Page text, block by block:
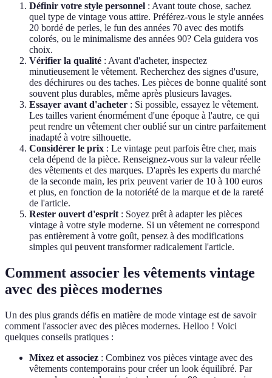
Définir votre style personnel : Avant toute chose, sachez
quel type de vintage vous attire. Préférez-vous le style années
20 bordé de perles, le fun des années 70 avec des motifs
colorés, ou le minimalisme des années 90? Cela guidera vos
choix.
Vérifier la qualité : Avant d'acheter, inspectez
minutieusement le vêtement. Recherchez des signes d'usure,
des déchirures ou des taches. Les pièces de bonne qualité sont
souvent plus durables, même après plusieurs lavages.
Essayer avant d'acheter : Si possible, essayez le vêtement.
Les tailles varient énormément d'une époque à l'autre, ce qui
peut rendre un vêtement cher oublié sur un cintre parfaitement
inadapté à votre silhouette.
Considérer le prix : Le vintage peut parfois être cher, mais
cela dépend de la pièce. Renseignez-vous sur la valeur réelle
des vêtements et des marques. D'après les experts du marché
de la seconde main, les prix peuvent varier de 10 à 100 euros
et plus, en fonction de la notoriété de la marque et de la rareté
de l'article.
Rester ouvert d'esprit : Soyez prêt à adapter les pièces
vintage à votre style moderne. Si un vêtement ne correspond
pas entièrement à votre goût, pensez à des modifications
simples qui peuvent transformer radicalement l'article.
Comment associer les vêtements vintage
avec des pièces modernes
Un des plus grands défis en matière de mode vintage est de savoir
comment l'associer avec des pièces modernes. Helloo ! Voici
quelques conseils pratiques :
Mixez et associez : Combinez vos pièces vintage avec des
vêtements contemporains pour créer un look équilibré. Par